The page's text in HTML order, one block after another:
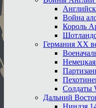
Война
Король
Германия XX
Солдаты
Дальний
Ниндзя